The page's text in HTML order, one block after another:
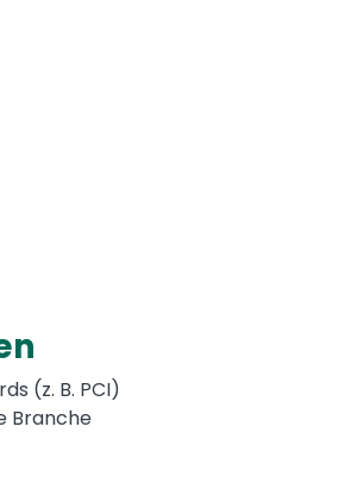
(z. B. PCI)
Branche